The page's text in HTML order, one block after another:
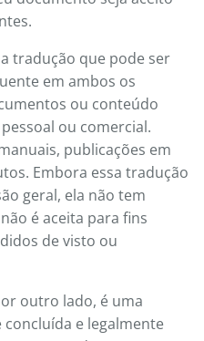
tradução que pode ser
em ambos os
ou conteúdo
ou comercial.
publicações em
Embora essa tradução
geral, ela não tem
é aceita para fins
de visto ou
outro lado, é uma
e legalmente